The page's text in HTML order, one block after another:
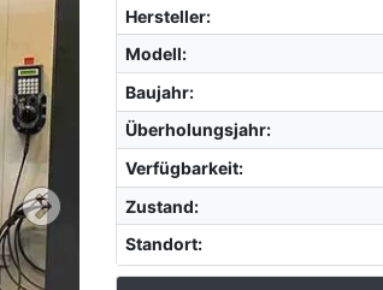
Hersteller:
Modell:
Baujahr:
Überholungsjahr:
Verfügbarkeit:
Zustand:
Standort: